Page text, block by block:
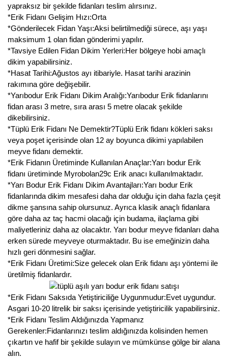
yapraksız bir şekilde fidanları teslim alırsınız.
*Erik Fidanı Gelişim Hızı:Orta
*Gönderilecek Fidan Yaşı:Aksi belirtilmediği sürece, aşı yaşı
maksimum 1 olan fidan gönderimi yapılır.
*Tavsiye Edilen Fidan Dikim Yerleri:Her bölgeye hobi amaçlı
dikim yapabilirsiniz.
*Hasat Tarihi:Ağustos ayı itibariyle. Hasat tarihi arazinin
rakımına göre değişebilir.
*Yarıbodur Erik Fidanı Dikim Aralığı:Yarıbodur Erik fidanlarını
fidan arası 3 metre, sıra arası 5 metre olacak şekilde
dikebilirsiniz.
*Tüplü Erik Fidanı Ne Demektir?Tüplü Erik fidanı kökleri saksı
veya poşet içerisinde olan 12 ay boyunca dikimi yapılabilen
meyve fidanı demektir.
*Erik Fidanın Üretiminde Kullanılan Anaçlar:Yarı bodur Erik
fidanı üretiminde Myrobolan29c Erik anacı kullanılmaktadır.
*Yarı Bodur Erik Fidanı Dikim Avantajları:Yarı bodur Erik
fidanlarında dikim mesafesi daha dar olduğu için daha fazla çeşit
dikme şansına sahip olursunuz. Ayrıca klasik anaçlı fidanlara
göre daha az taç hacmi olacağı için budama, ilaçlama gibi
maliyetleriniz daha az olacaktır. Yarı bodur meyve fidanları daha
erken sürede meyveye oturmaktadır. Bu ise emeğinizin daha
hızlı geri dönmesini sağlar.
*Erik Fidanı Üretimi:Size gelecek olan Erik fidanı aşı yöntemi ile
üretilmiş fidanlardır.
*Erik Fidanı Saksıda Yetiştiriciliğe Uygunmudur:Evet uygundur.
Asgari 10-20 litrelik bir saksı içerisinde yetiştiricilik yapabilirsiniz.
*Erik Fidanı Teslim Aldığınızda Yapmanız
Gerekenler:Fidanlarınızı teslim aldığınızda kolisinden hemen
çıkartın ve hafif bir şekilde sulayın ve mümkünse gölge bir alana
alın.